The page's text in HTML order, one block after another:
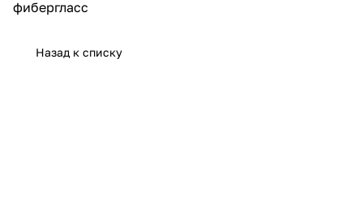
фибергласс
Назад к списку